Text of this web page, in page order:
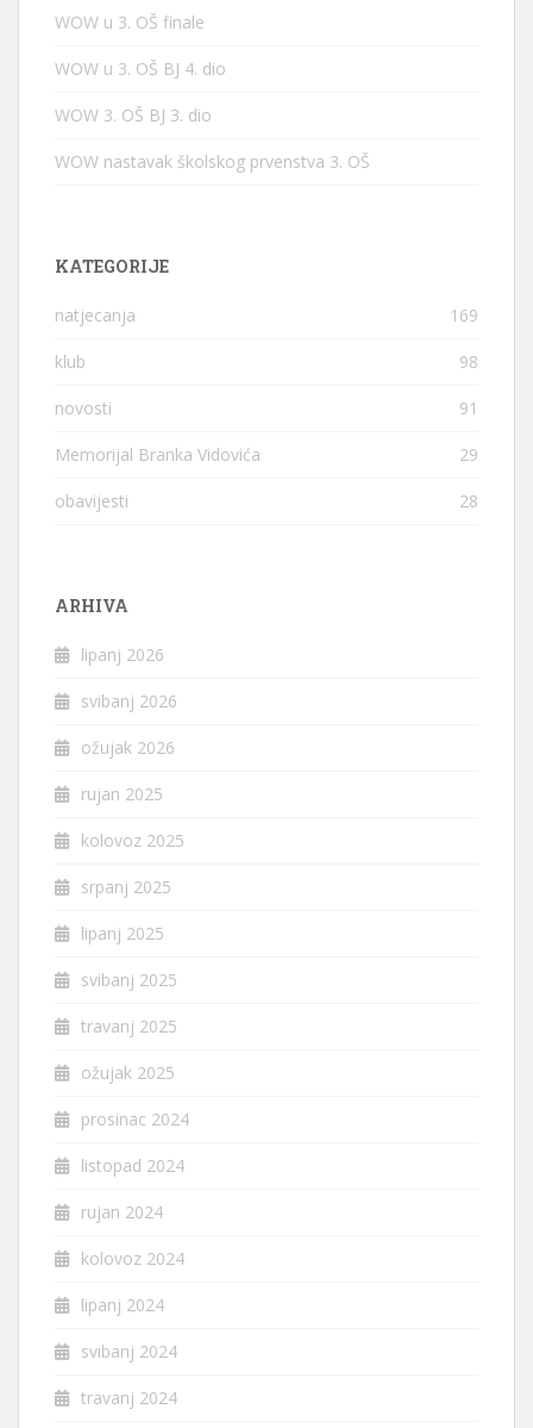
WOW u 3. OŠ finale
WOW u 3. OŠ BJ 4. dio
WOW 3. OŠ BJ 3. dio
WOW nastavak školskog prvenstva 3. OŠ
KATEGORIJE
natjecanja 169
klub 98
novosti 91
Memorijal Branka Vidovića 29
obavijesti 28
ARHIVA
lipanj 2026
svibanj 2026
ožujak 2026
rujan 2025
kolovoz 2025
srpanj 2025
lipanj 2025
svibanj 2025
travanj 2025
ožujak 2025
prosinac 2024
listopad 2024
rujan 2024
kolovoz 2024
lipanj 2024
svibanj 2024
travanj 2024